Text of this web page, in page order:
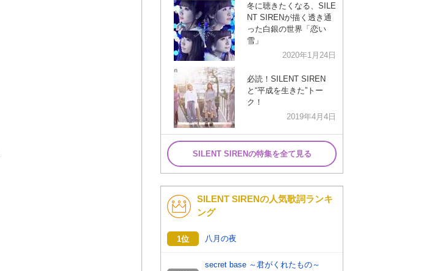
冬に聴きたくなる、SILE
NT SIRENが描く透き通
った白銀の世界「恋い
雪」
2020年1月24日
必読！SILENT SIREN
と“平成を生きた”トー
ク！
2019年4月4日
SILENT SIRENの特集を全て見る
SILENT SIRENの人気歌詞ランキ
ング
1位 八月の夜
secret base ～君がくれたもの～